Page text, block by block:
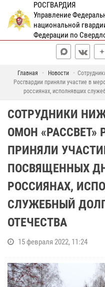
РОСГВАРДИЯ
Управление
национальной
Федерации по
Главная Новости
Росгвардии приняли участие в
россиянах, исполнявших
СОТРУДНИКИ
ОМОН «РАССВЕТ»
ПРИНЯЛИ
ПОСВЯЩЕННЫХ
РОССИЯНАХ,
СЛУЖЕБНЫЙ
ОТЕЧЕСТВА
15 февраля 2022, 11:24